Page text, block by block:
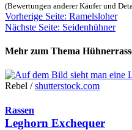
(Bewertungen anderer Käufer und
Vorherige Seite: Ramelsloher
Nächste Seite: Seidenhühner
Mehr zum Thema
Rebel /shutterstock.com
Rassen
Leghorn Exchequer